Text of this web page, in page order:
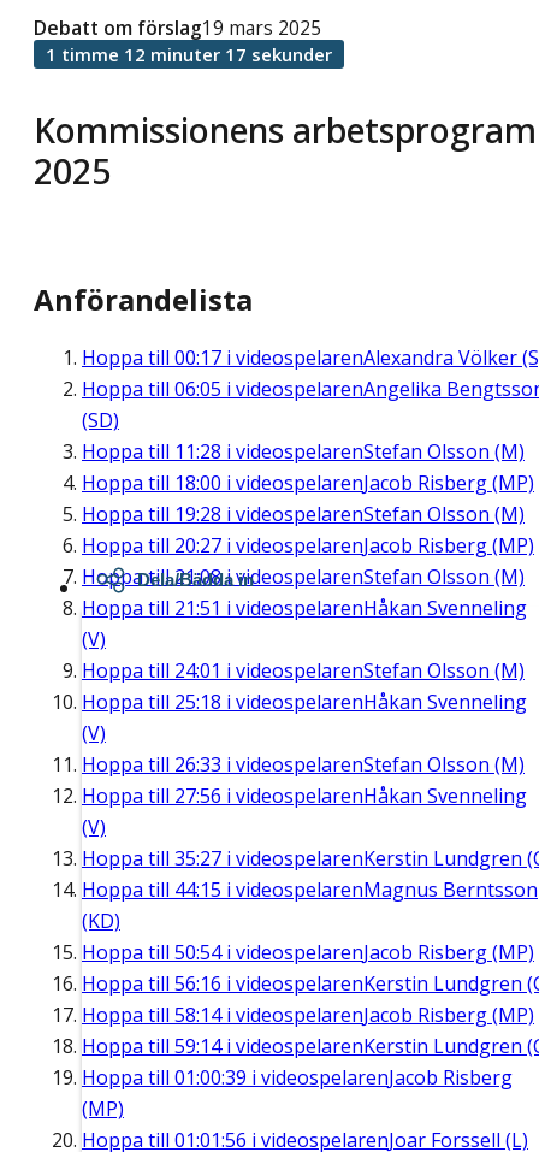
Kommissionens arbetsprogram
2025
Debatt om förslag19 mars 2025
1 timme 12 minuter 17 sekunder
Anförandelista
Hoppa till 00:17 i videospelarenAlexandra Völker
Hoppa till 06:05 i videospelarenAngelika
(SD)
Hoppa till 11:28 i videospelarenStefan Olsson (M)
Hoppa till 18:00 i videospelarenJacob Risberg (MP)
Hoppa till 19:28 i videospelarenStefan Olsson (M)
Hoppa till 20:27 i videospelarenJacob Risberg (MP)
Hoppa till21:08i videospelarenStefan Olsson (M)
Hoppa till 21:51 i videospelarenHåkan Svenneling
(V)
Hoppa till 24:01 i videospelarenStefan Olsson (M)
Hoppa till 25:18 i videospelarenHåkan Svenneling
(V)
Hoppa till 26:33 i videospelarenStefan Olsson (M)
Hoppa till 27:56 i videospelarenHåkan Svenneling
(V)
Hoppa till 35:27 i videospelarenKerstin Lundgren
Hoppa till 44:15 i videospelarenMagnus Berntsson
(KD)
Hoppa till 50:54i videospelarenJacob Risberg (MP)
Hoppa till 56:16 i videospelarenKerstin Lundgren
Hoppa till 58:14i videospelarenJacob Risberg (MP)
Hoppa till 59:14i videospelarenKerstin Lundgren
Hoppa till 01:00:39 i videospelarenJacob Risberg
(MP)
Hoppa till 01:01:56 i videospelarenJoar Forssell (L)
Dela/Bädda in